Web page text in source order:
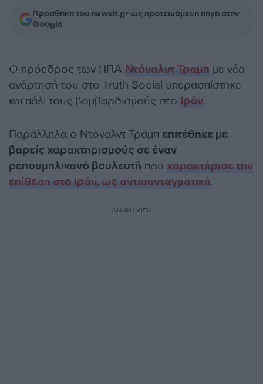
Προσθήκη του newsit.gr ως προτεινόμενη πηγή στην
Google
Ο πρόεδρος των ΗΠΑ Ντόναλντ Τραμπ με νέα
ανάρτησή του στο Truth Social υπερασπίστηκε
και πάλι τους βομβαρδισμούς στο Ιράν.
Παράλληλα ο Ντόναλντ Τραμπ επιτέθηκε με
βαρείς χαρακτηρισμούς σε έναν
ρεπουμπλικανό βουλευτή που χαρακτήρισε την
επίθεση στο Ιράν, ως αντισυνταγματική.
ΔΙΑΦΗΜΙΣΗ